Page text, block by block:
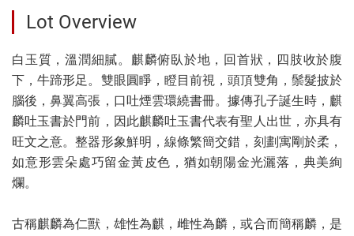
Lot Overview
白玉質，溫潤細膩。麒麟俯臥於地，回首狀，四肢收於腹
下，牛蹄形足。雙眼圓睜，瞪目前視，頭頂雙角，鬃髮披於
腦後，鼻翼高張，口吐煙雲環繞書冊。據傳孔子誕生時，麒
麟吐玉書於門前，因此麒麟吐玉書代表有聖人出世，亦具有
旺文之意。整器形象鮮明，線條繁簡交錯，刻劃寓剛於柔，
如意形雲朵處巧留金黃皮色，猶如朝陽金光灑落，典美絢
爛。
古稱麒麟為仁獸，雄性為麒，雌性為麟，或合而簡稱麟，是